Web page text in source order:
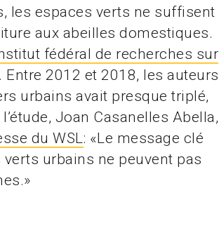
les espaces verts ne suffisent
aux abeilles domestiques.
fédéral de recherches sur
. Entre 2012 et 2018, les auteurs
urbains avait presque triplé,
Joan Casanelles Abella,
du WSL : «Le message clé
urbains ne peuvent pas